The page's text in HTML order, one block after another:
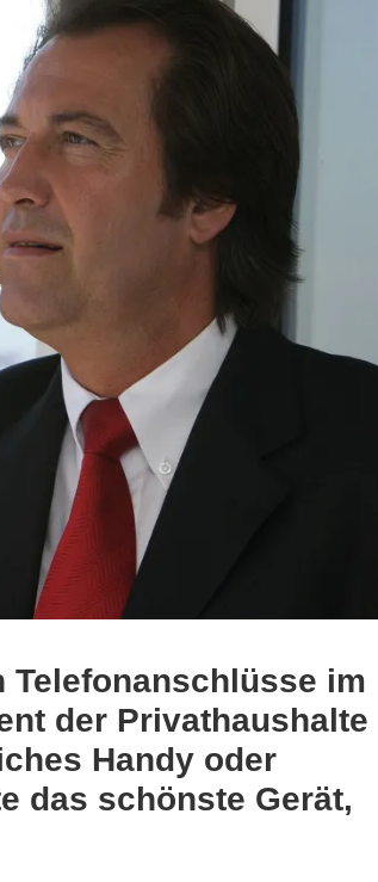
Telefonanschlüsse im
der Privathaushalte
Handy oder
das schönste Gerät,